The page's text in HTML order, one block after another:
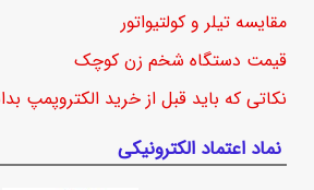
مقایسه تیلر و کولتیواتور
قیمت دستگاه شخم زن کوچک
نکاتی که باید قبل از خرید الکتروپمپ
نماد اعتماد الکترونیکی